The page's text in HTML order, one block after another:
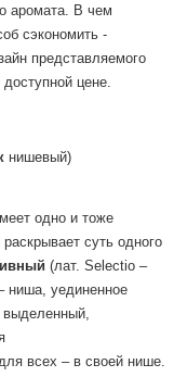
аромата. В чем
сэкономить -
представляемого
цене.
нишевый)
одно и тоже
суть одного
(лат. Selectio –
ниша, уединенное
выделенный,
всех – в своей нише.